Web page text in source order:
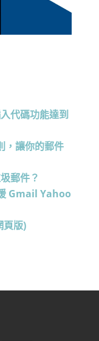
代碼功能達到
，讓你的郵件
郵件？
Gmail Yahoo
頁版)